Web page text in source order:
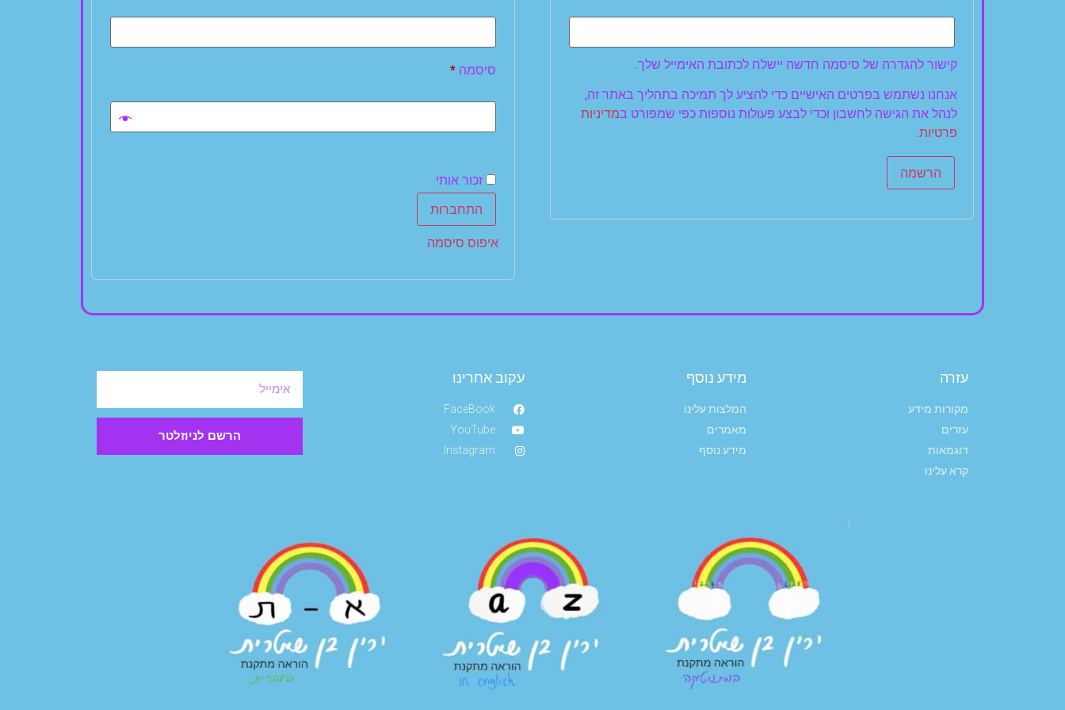
סיסמה*
זכור אותי
התחברות
איפוס סיסמה
קישור להגדרה של סיסמה חדשה יישלח לכתובת האימייל שלך.
אנחנו נשתמש בפרטים האישיים כדי להציע לך תמיכה בתהליך באתר זה,
לנהל את הגישה לחשבון וכדי לבצע פעולות נוספות כפי שמפורט במדיניות
פרטיות.
הרשמה
עזרה
מקורות מידע
עזרים
דוגמאות
קרא עלינו
מידע נוסף
המלצות עלינו
מאמרים
מידע נוסף
עקוב אחרינו
FaceBook
YouTube
Instagram
הרשם לניוזלטר